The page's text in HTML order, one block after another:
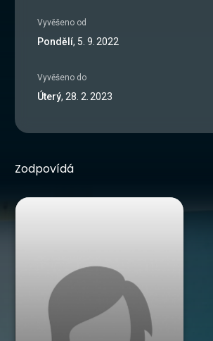
Vyvěšeno od
Pondělí, 5 9 2022
Vyvěšeno do
Úterý, 28 2 2023
Zodpovídá